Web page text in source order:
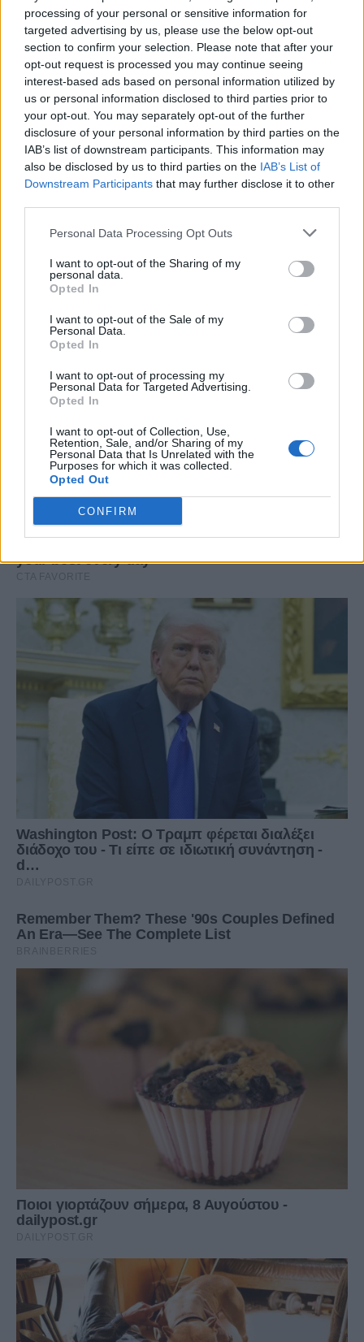
processing of your personal or sensitive information for
targeted advertising by us, please use the below opt-out
section to confirm your selection. Please note that after your
opt-out request is processed you may continue seeing
interest-based ads based on personal information utilized by
us or personal information disclosed to third parties prior to
your opt-out. You may separately opt-out of the further
disclosure of your personal information by third parties on the
IAB’s list of downstream participants. This information may
also be disclosed by us to third parties on the IAB’s List of
Downstream Participants that may further disclose it to other
Personal Data Processing Opt Outs
I want to opt-out of the Sharing of my
personal data.
Opted In
I want to opt-out of the Sale of my
Personal Data.
Opted In
I want to opt-out of processing my
Personal Data for Targeted Advertising.
Opted In
I want to opt-out of Collection, Use,
Retention, Sale, and/or Sharing of my
Personal Data that Is Unrelated with the
Purposes for which it was collected.
Opted Out
CONFIRM